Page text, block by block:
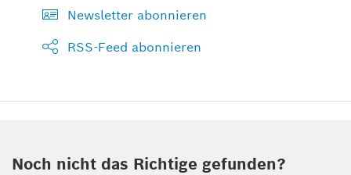
Newsletter abonnieren
RSS-Feed abonnieren
Noch nicht das Richtige gefunden?